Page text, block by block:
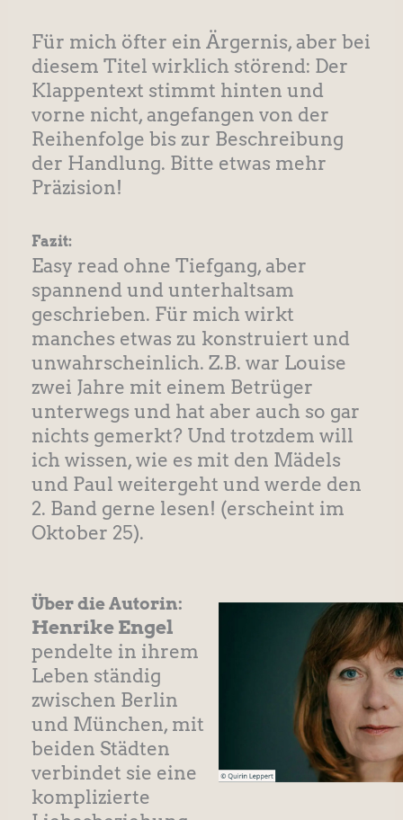
Für mich öfter ein Ärgernis, aber bei
diesem Titel wirklich störend: Der
Klappentext stimmt hinten und
vorne nicht, angefangen von der
Reihenfolge bis zur Beschreibung
der Handlung. Bitte etwas mehr
Präzision!
Fazit:
Easy read ohne Tiefgang, aber
spannend und unterhaltsam
geschrieben. Für mich wirkt
manches etwas zu konstruiert und
unwahrscheinlich. Z.B. war Louise
zwei Jahre mit einem Betrüger
unterwegs und hat aber auch so gar
nichts gemerkt? Und trotzdem will
ich wissen, wie es mit den Mädels
und Paul weitergeht und werde den
2. Band gerne lesen! (erscheint im
Oktober 25).
Über die Autorin:
Henrike Engel
pendelte in ihrem
Leben ständig
zwischen Berlin
und München, mit
beiden Städten
verbindet sie eine
komplizierte